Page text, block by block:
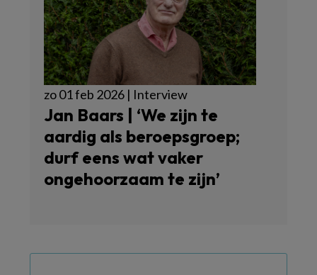
zo 01 feb 2026 | Interview
Jan Baars | ‘We zijn te
aardig als beroepsgroep;
durf eens wat vaker
ongehoorzaam te zijn’